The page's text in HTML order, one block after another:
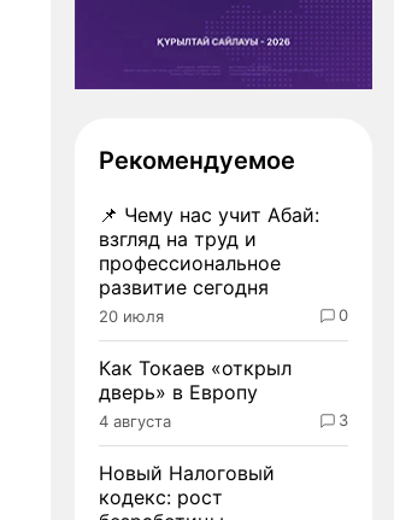
Рекомендуемое
📌 Чему нас учит Абай:
взгляд на труд и
профессиональное
развитие сегодня
20 июля 0
Как Токаев «открыл
дверь» в Европу
4 августа 3
Новый Налоговый
кодекс: рост